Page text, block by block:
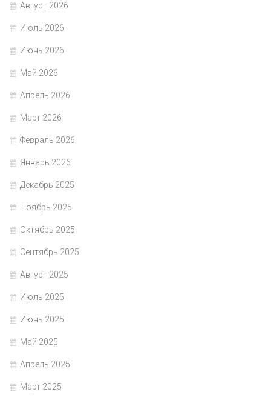
Август 2026
Июль 2026
Июнь 2026
Май 2026
Апрель 2026
Март 2026
Февраль 2026
Январь 2026
Декабрь 2025
Ноябрь 2025
Октябрь 2025
Сентябрь 2025
Август 2025
Июль 2025
Июнь 2025
Май 2025
Апрель 2025
Март 2025